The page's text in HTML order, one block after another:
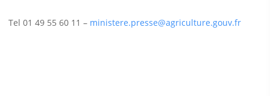
Tel 01 49 55 60 11 – ministere.presse@agriculture.gouv.fr